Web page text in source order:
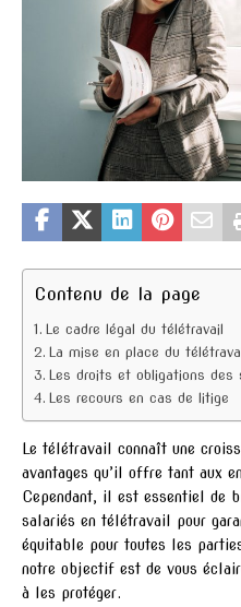
Contenu de la page
Le cadre légal du télétravail
La mise en place du
Les droits et obligations des
Les recours en cas de litige
Le télétravail connaît une
avantages qu’il offre tant aux
Cependant, il est essentiel de
salariés en télétravail pour
équitable pour toutes les
notre objectif est de vous
à les protéger.